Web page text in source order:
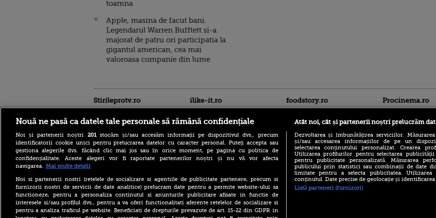
toamna
Apple, masina de facut bani.
Legendarul Warren Bufftett si-a
majorat de patru ori participatia la
gigantul american, cea mai
valoroasa companie din lume
Stirileprotv.ro
Care este mâncarea
preferată a lui Florin
Dumitrescu. Juratul
MastrerChef a vorbit despre
începuturile în bucătărie
ilike-it.ro foodstory.ro
(P) Descoperă Lumea
Evenimentelor din România
cu Transilvania Events!
Procinema.ro
Banditul zburător,
prolific spărgător
Nouă ne pasă ca datele tale personale să rămână confidențiale
Noi și partenerii noștri 201stocăm și/sau accesăm informații pe dispozitivul dvs., precum
identificatorii cookie unici pentru prelucrarea datelor cu caracter personal. Puteți accepta sau
gestiona alegerile dvs. făcând clic mai jos sau în orice moment, pe pagina cu politica de
confidențialitate. Aceste alegeri vor fi raportate partenerilor noștri și nu vă vor afecta
navigarea. Mai multe detalii
Noi si partenerii nostri (retelele de socializare si agentiile de publicitate partenere, precum si
furnizorii nostri de servicii de date analitice) prelucram date pentru a permite website-ului sa
functioneze, pentru a personaliza continutul si anunturile publicitare afisate in functie de
interesele si/sau profilul dvs., pentru a va oferi functionalitati aferente retelelor de socializare si
pentru a analiza traficul pe website. Beneficiati de drepturile prevazute de art. 15-22 din GDPR in
Atât noi, cât și partenerii noștri prelucrăm
Dezvoltarea și îmbunătățirea serviciilor.
și/sau accesarea informațiilor de pe un
selectarea conținutului personalizat. Crearea
Utilizarea profilurilor pentru selectarea
pentru publicitate personalizată. Măsurarea
publicului prin statistici sau combinații de date
limitate pentru a selecta publicitatea.
conținutul. Date precise de geolocație și
Listă parteneri (furnizori)